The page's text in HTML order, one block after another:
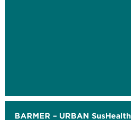
BARMER – URBAN SusHealth